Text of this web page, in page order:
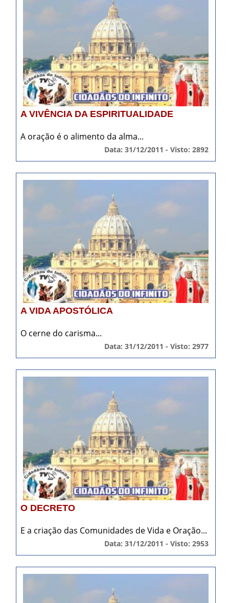
A VIVÊNCIA DA ESPIRITUALIDADE
A oração é o alimento da alma...
Data: 31/12/2011 - Visto: 2892
A VIDA APOSTÓLICA
O cerne do carisma...
Data: 31/12/2011 - Visto: 2977
O DECRETO
E a criação das Comunidades de Vida e Oração...
Data: 31/12/2011 - Visto: 2953